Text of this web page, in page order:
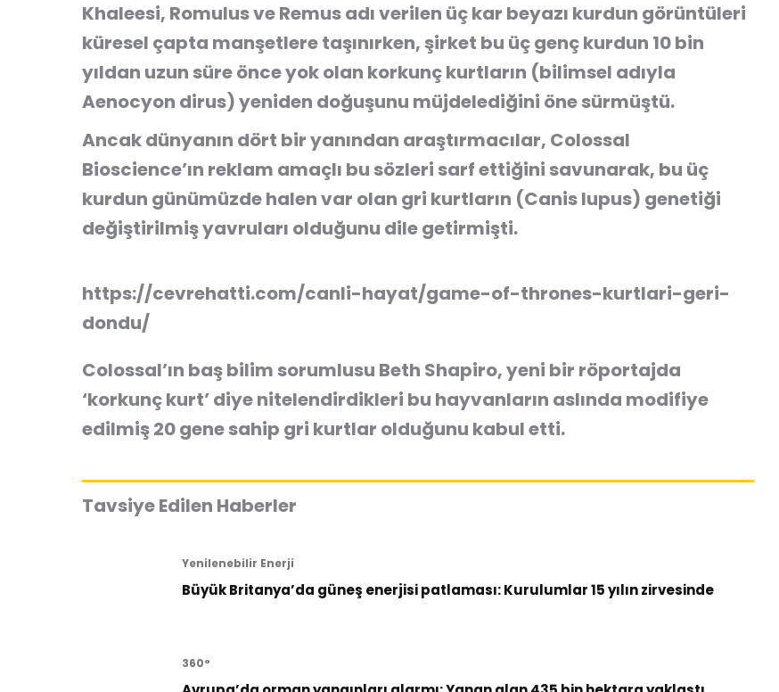
Khaleesi, Romulus ve Remus adı verilen üç kar beyazı kurdun görüntüleri
küresel çapta manşetlere taşınırken, şirket bu üç genç kurdun 10 bin
yıldan uzun süre önce yok olan korkunç kurtların (bilimsel adıyla
Aenocyon dirus) yeniden doğuşunu müjdelediğini öne sürmüştü.
Ancak dünyanın dört bir yanından araştırmacılar, Colossal
Bioscience’ın reklam amaçlı bu sözleri sarf ettiğini savunarak, bu üç
kurdun günümüzde halen var olan gri kurtların (Canis lupus) genetiği
değiştirilmiş yavruları olduğunu dile getirmişti.
https://cevrehatti.com/canli-hayat/game-of-thrones-kurtlari-geri-
dondu/
Colossal’ın baş bilim sorumlusu Beth Shapiro, yeni bir röportajda
‘korkunç kurt’ diye nitelendirdikleri bu hayvanların aslında modifiye
edilmiş 20 gene sahip gri kurtlar olduğunu kabul etti.
Tavsiye Edilen Haberler
Yenilenebilir Enerji
Büyük Britanya’da güneş enerjisi patlaması: Kurulumlar 15 yılın zirvesinde
360°